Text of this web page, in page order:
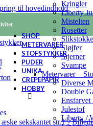
til hovedindhold
SHOP
METERVARER
STOFSTYKKER
PUDER
UNIKA
CREPEPAPIR
HOBBY
Kringler
Liberty
Mistelten
Rosetter
Slikstokke
Sløjfer
Stjerner
Svampe
Metervarer –
Diverse
Double
Ensfarvet
Julestof
Liberty /